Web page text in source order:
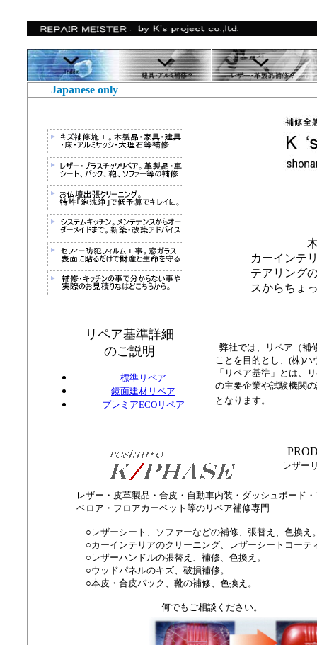
Japanese only
カーインテ
テアリング
スからちょ
リペア基準詳細
のご説明
標準リペア
鏡面建材リペア
プレミアECOリペア
弊社では、リペア（補
ことを目的とし、(株)
「リペア基準」とは、
の主要企業や試験機関
となります。
レザー
レザー・皮革製品・合皮・自動車内装・ダッシュボード
ベロア・フロアカーペット等のリペア補修専門
○レザーシート、ソファーなどの補修、張替え、色換え
○カーインテリアのクリーニング、レザーシートコーテ
○レザーハンドルの張替え、補修、色換え。
○ウッドパネルのキズ、破損補修。
○本皮・合皮バック、靴の補修、色換え。
何でもご相談ください。